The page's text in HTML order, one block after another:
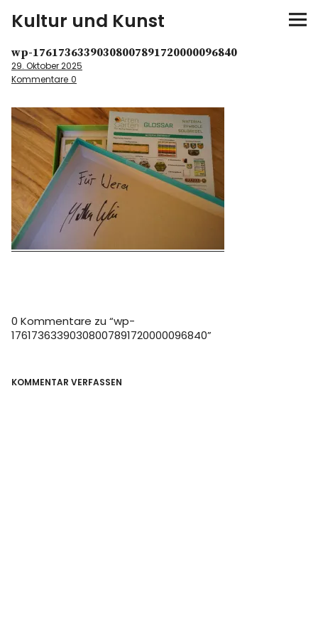
Kultur und Kunst
kultur & kunst
Spiele
Konzerte
Museen bei…
Bloggerreisen
wp-17617363390308007891720000096840
29. Oktober 2025
Kommentare 0
0 Kommentare zu “wp-
17617363390308007891720000096840”
KOMMENTAR VERFASSEN